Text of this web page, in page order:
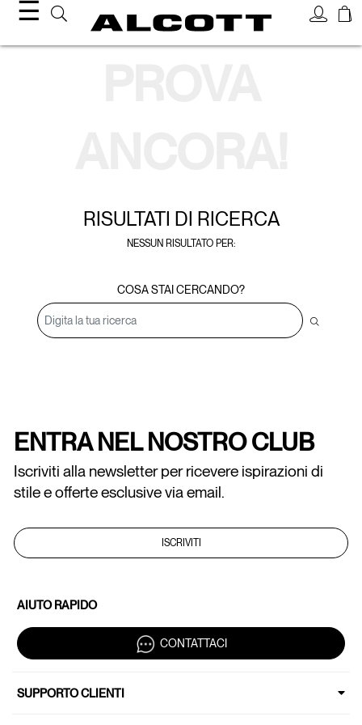
☰
RISULTATI DI RICERCA
NESSUN RISULTATO PER:
COSA STAI CERCANDO?
ENTRA NEL NOSTRO CLUB
Iscriviti alla newsletter per ricevere ispirazioni di
stile e offerte esclusive via email.
ISCRIVITI
AIUTO RAPIDO
CONTATTACI
SUPPORTO CLIENTI